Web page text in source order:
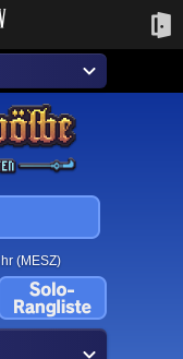
(MESZ)